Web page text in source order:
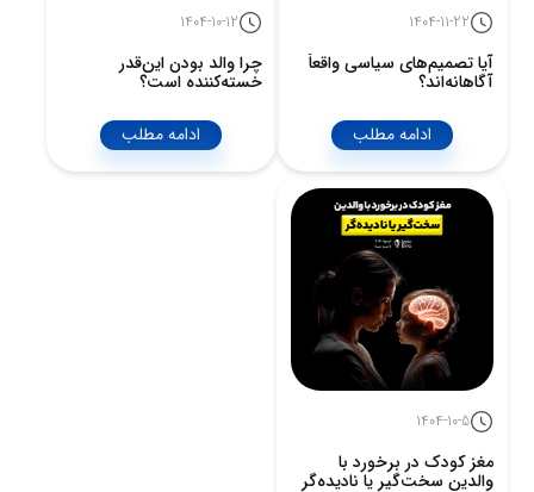
1404-11-22
آیا تصمیم‌های سیاسی واقعاً
آگاهانه‌اند؟
ادامه مطلب
1404-10-12
چرا والد بودن این‌قدر
خسته‌کننده است؟
ادامه مطلب
1404-10-5
مغز کودک در برخورد با
والدین سخت‌گیر یا نادیده‌گر